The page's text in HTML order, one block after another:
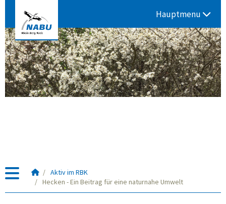
Hauptmenu
Startseite
Aktiv im RBK
Hecken - Ein Beitrag für eine naturnahe Umwelt